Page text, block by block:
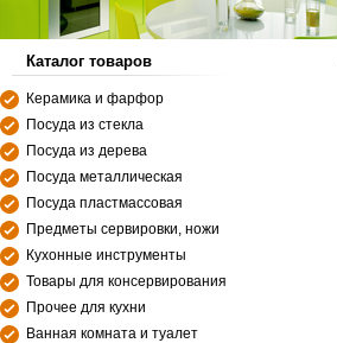
Каталог товаров
Керамика и фарфор
Посуда из стекла
Посуда из дерева
Посуда металлическая
Посуда пластмассовая
Предметы сервировки, ножи
Кухонные инструменты
Товары для консервирования
Прочее для кухни
Ванная комната и туалет